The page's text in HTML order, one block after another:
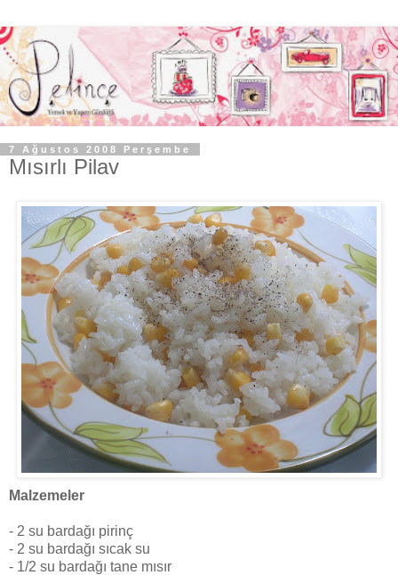
7 Ağustos 2008 Perşembe
Mısırlı Pilav
Malzemeler
- 2 su bardağı pirinç
- 2 su bardağı sıcak su
- 1/2 su bardağı tane mısır